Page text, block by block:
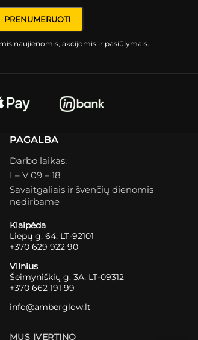
naujienomis, akcijomis ir pasiūlymais.
PAGALBA
Darbo laikas:
I – V 09 – 18
Savaitgaliais ir švenčių dienomis
nedirbame
Klaipėda
Liepų g. 64, LT-92101
+370 629 922 90
Vilnius
Šeimyniškių g. 3A, LT-09312
+370 662 191 99
info@amberglow.lt
MUS ĮVERTINO